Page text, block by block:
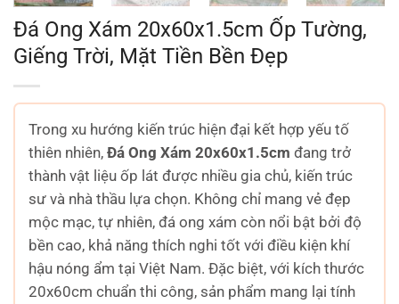
Đá Ong Xám 20x60x1.5cm Ốp Tường,
Giếng Trời, Mặt Tiền Bền Đẹp
Trong xu hướng kiến trúc hiện đại kết hợp yếu tố
thiên nhiên, Đá Ong Xám 20x60x1.5cm đang trở
thành vật liệu ốp lát được nhiều gia chủ, kiến trúc
sư và nhà thầu lựa chọn. Không chỉ mang vẻ đẹp
mộc mạc, tự nhiên, đá ong xám còn nổi bật bởi độ
bền cao, khả năng thích nghi tốt với điều kiện khí
hậu nóng ẩm tại Việt Nam. Đặc biệt, với kích thước
20x60cm chuẩn thi công, sản phẩm mang lại tính